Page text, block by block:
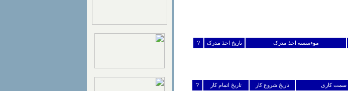
موءسسه اخذ مدرک تاریخ اخذ مدرک ?
سمت کاری تاریخ شروع کار تاریخ اتمام کار ?